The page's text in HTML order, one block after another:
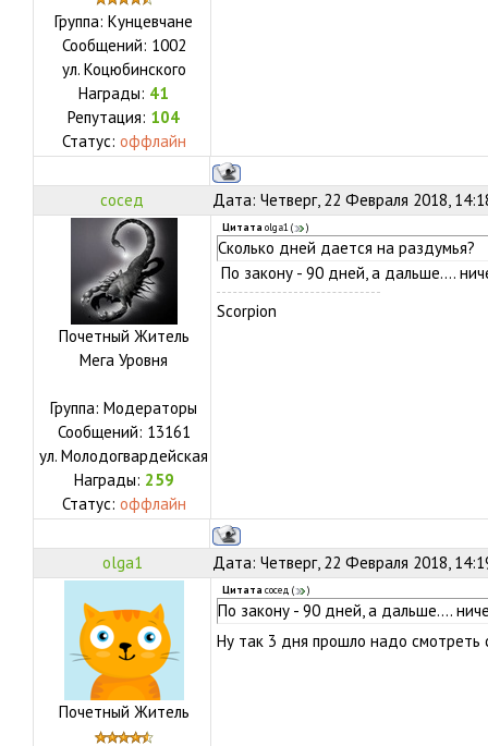
Группа: Кунцевчане
Сообщений: 1002
ул. Коцюбинского
Награды: 41
Репутация: 104
Статус: оффлайн
сосед Дата: Четверг, 22 Февраля 2018,
Почетный Житель
Мега Уровня
Группа: Модераторы
Сообщений: 13161
ул. Молодогвардейская
Награды: 259
Статус: оффлайн
Цитата olga1( )
Сколько дней дается на раздумья?
По закону - 90 дней, а дальше....
Scorpion
olga1 Дата: Четверг, 22 Февраля 2018,
Почетный Житель
Цитата сосед ( )
По закону - 90 дней, а дальше....
Ну так 3 дня прошло надо